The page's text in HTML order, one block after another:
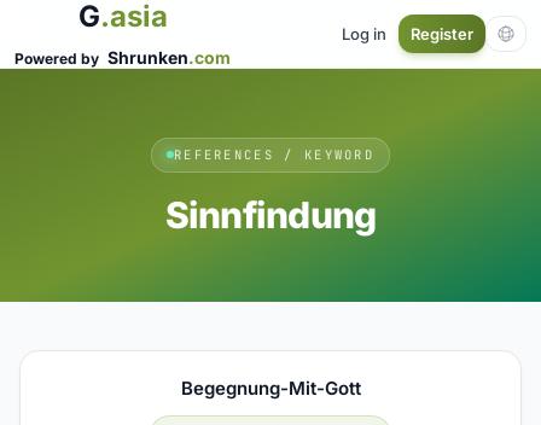
G.asia
Powered by Shrunken.com
Log in Register
REFERENCES / KEYWORD
Sinnfindung
Begegnung-Mit-Gott